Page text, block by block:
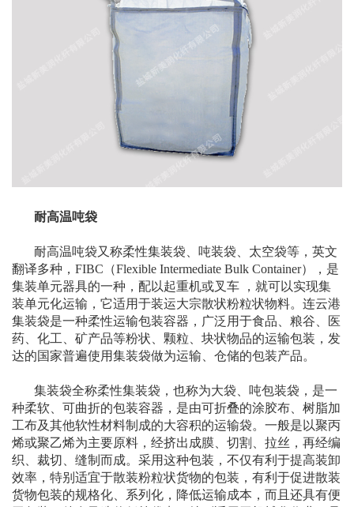
耐高温吨袋
耐高温吨袋又称柔性集装袋、吨装袋、太空袋等，英文
翻译多种，FIBC（Flexible Intermediate Bulk Container），是
集装单元器具的一种，配以起重机或叉车 ，就可以实现集
装单元化运输，它适用于装运大宗散状粉粒状物料。连云港
集装袋是一种柔性运输包装容器，广泛用于食品、粮谷、医
药、化工、矿产品等粉状、颗粒、块状物品的运输包装，发
达的国家普遍使用集装袋做为运输、仓储的包装产品。
集装袋全称柔性集装袋，也称为大袋、吨包装袋，是一
种柔软、可曲折的包装容器，是由可折叠的涂胶布、树脂加
工布及其他软性材料制成的大容积的运输袋。一般是以聚丙
烯或聚乙烯为主要原料，经挤出成膜、切割、拉丝，再经编
织、裁切、缝制而成。采用这种包装，不仅有利于提高装卸
效率，特别适宜于散装粉粒状货物的包装，有利于促进散装
货物包装的规格化、系列化，降低运输成本，而且还具有便